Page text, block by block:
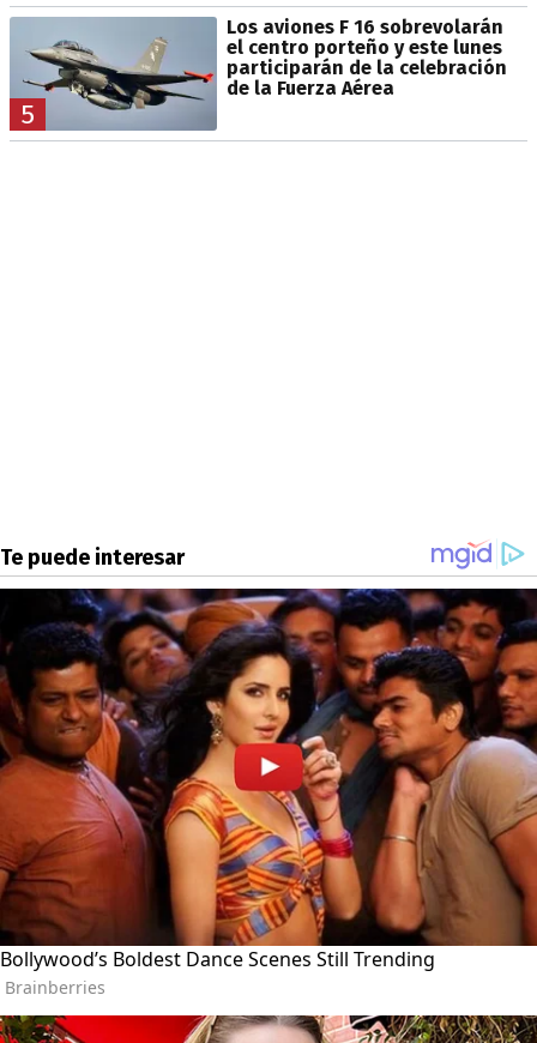
5
Los aviones F 16 sobrevolarán
el centro porteño y este lunes
participarán de la celebración
de la Fuerza Aérea